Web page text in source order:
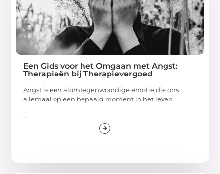
Een Gids voor het Omgaan met Angst:
Therapieën bij Therapievergoed
Angst is een alomtegenwoordige emotie die ons
allemaal op een bepaald moment in het leven
...